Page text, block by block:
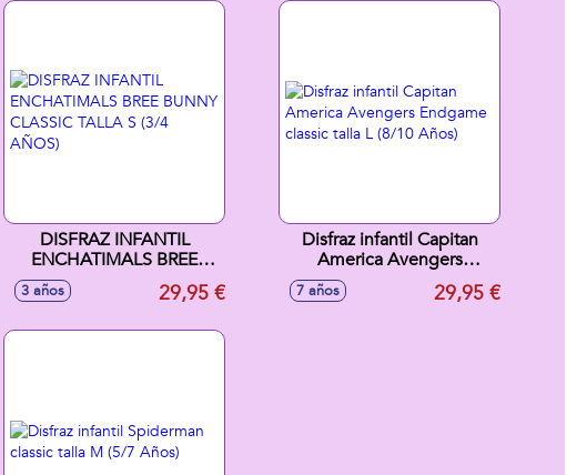
DISFRAZ INFANTIL
ENCHATIMALS BREE
BUNNY CLASSIC TALLA S
(3/4 AÑOS)
3 años 29,95 €
Disfraz infantil Capitan
America Avengers
Endgame classic talla L
(8/10 Años)
7 años 29,95 €